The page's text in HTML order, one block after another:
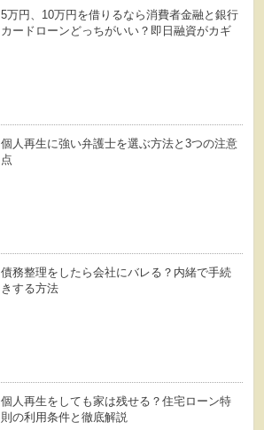
5万円、10万円を借りるなら消費者金融と銀行
カードローンどっちがいい？即日融資がカギ
個人再生に強い弁護士を選ぶ方法と3つの注意
点
債務整理をしたら会社にバレる？内緒で手続
きする方法
個人再生をしても家は残せる？住宅ローン特
則の利用条件と徹底解説